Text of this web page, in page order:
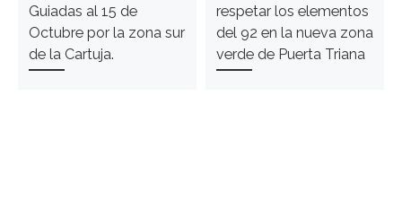
Guiadas al 15 de
Octubre por la zona sur
de la Cartuja.
respetar los elementos
del 92 en la nueva zona
verde de Puerta Triana